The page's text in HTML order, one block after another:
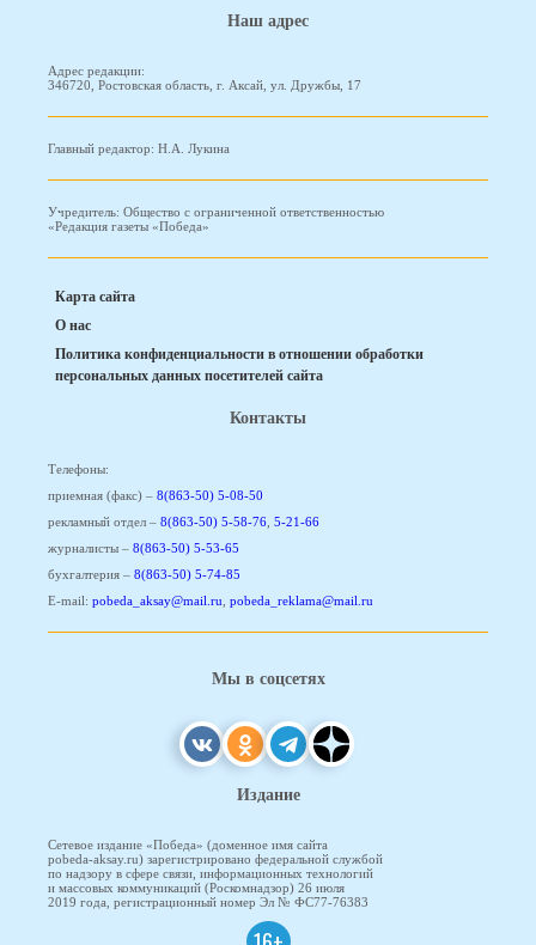
Наш адрес
Адрес редакции:
346720, Ростовская область, г. Аксай, ул. Дружбы, 17
Главный редактор: Н.А. Лукина
Учредитель: Общество с ограниченной ответственностью
«Редакция газеты «Победа»
Карта сайта
О нас
Политика конфиденциальности в отношении обработки
персональных данных посетителей сайта
Контакты
Телефоны:
приемная (факс) – 8(863-50) 5-08-50
рекламный отдел – 8(863-50) 5-58-76 5-21-66
журналисты – 8(863-50) 5-53-65
бухгалтерия – 8(863-50) 5-74-85
E-mail: pobeda_aksay@mail.ru pobeda_reklama@mail.ru
Мы в соцсетях
Издание
Сетевое издание «Победа» (доменное имя сайта
pobeda-aksay.ru) зарегистрировано федеральной службой
по надзору в сфере связи, информационных технологий
и массовых коммуникаций (Роскомнадзор) 26 июля
2019 года, регистрационный номер Эл № ФС77-76383